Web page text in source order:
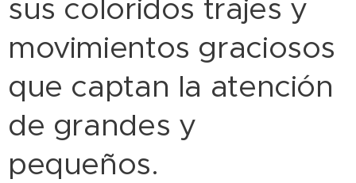
sus coloridos trajes y
movimientos graciosos
que captan la atención
de grandes y
pequeños.